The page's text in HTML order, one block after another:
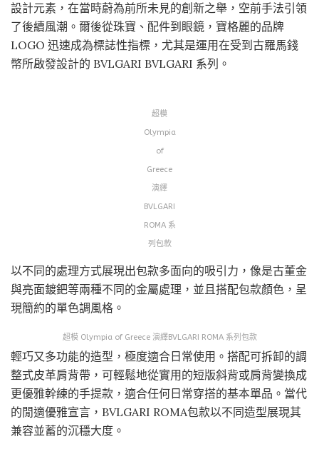
設計元素，在當時蔚為前所未見的創新之舉，空前手法引領
了後續風潮。爾後從珠寶、配件到眼鏡，寶格麗的品牌
LOGO 迅速成為標誌性指標，尤其是運用在受到古羅馬錢
幣所啟發設計的 BVLGARI BVLGARI 系列。
超模
Olympia
of
Greece
演繹
BVLGARI
ROMA 系
列包款
以不同的處理方式展現出包款多面向的吸引力，像是古董金
與亮面鍍鈀等兩種不同的金屬處理，並且搭配包款顏色，呈
現簡約的單色調風格。
超模 Olympia of Greece 演繹BVLGARI ROMA 系列包款
輕巧又多功能的造型，極度適合日常使用。搭配可拆卸的調
整式皮革肩背帶，可輕鬆地從實用的短版斜背或肩背變換成
更優雅幹練的手提款，適合任何日常穿搭的基本單品。當代
的閒適優雅宣言，BVLGARI ROMA包款以不同造型展現其
兼容並蓄的沉穩大度。